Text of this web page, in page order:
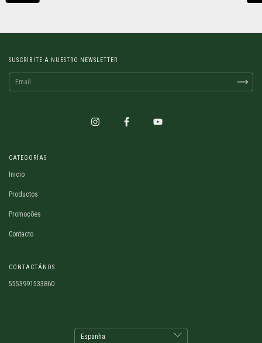
SUSCRIBITE A NUESTRO NEWSLETTER
CATEGORÍAS
Inicio
Productos
Promoções
Contacto
CONTACTÁNOS
5553991533860